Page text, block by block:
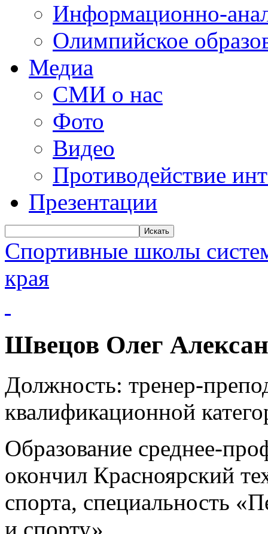
Информационно-
Олимпийское
Медиа
СМИ о нас
Фото
Видео
Противодействие
Презентации
Искать
Спортивные школы
края
Швецов Олег
Должность: тренер-
квалификационной
Образование среднее-
окончил Красноярский
спорта, специальность
и спорту».